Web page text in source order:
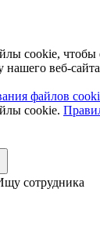
cookie, чтобы
веб-
файлов
cookie.
сотрудника